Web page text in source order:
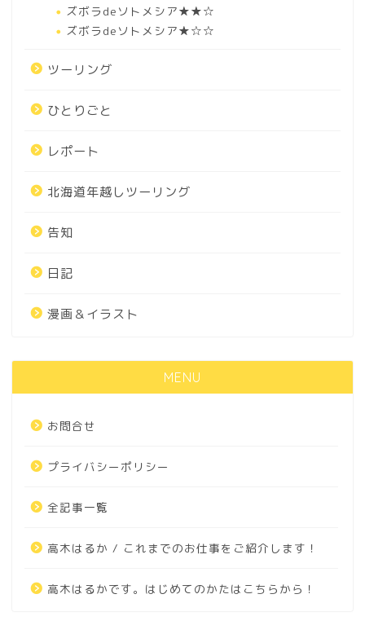
ズボラdeソトメシア★★☆
ズボラdeソトメシア★☆☆
ツーリング
ひとりごと
レポート
北海道年越しツーリング
告知
日記
漫画＆イラスト
MENU
お問合せ
プライバシーポリシー
全記事一覧
高木はるか / これまでのお仕事をご紹介します！
高木はるかです。はじめてのかたはこちらから！